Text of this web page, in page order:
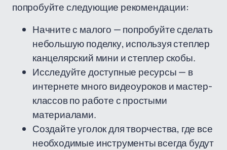
попробуйте следующие рекомендации:
Начните с малого — попробуйте сделать
небольшую поделку, используя степлер
канцелярский мини и степлер скобы.
Исследуйте доступные ресурсы — в
интернете много видеоуроков и мастер-
классов по работе с простыми
материалами.
Создайте уголок для творчества, где все
необходимые инструменты всегда будут